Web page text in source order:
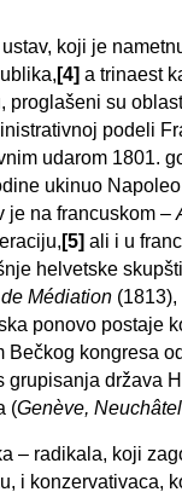
koji je
[4] a trinaest
proglašeni su
podeli
udarom 1801.
ukinuo
je na francuskom –
[5] ali i u
helvetske
Médiation
ponovo postaje
kongresa
grupisanja država
(Genève,
– radikala, koji
i konzervativaca,